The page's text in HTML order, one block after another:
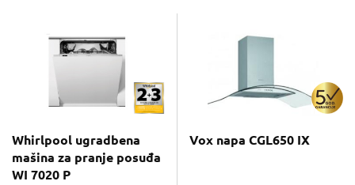
Whirlpool ugradbena
mašina za pranje posuđa
WI 7020 P
Vox napa CGL650 IX